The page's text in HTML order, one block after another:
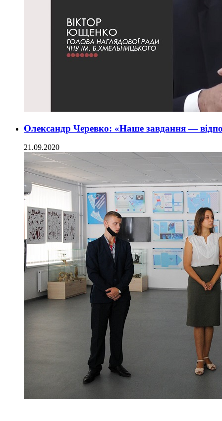
Олександр Черевко: «Наше завдання —
21.09.2020